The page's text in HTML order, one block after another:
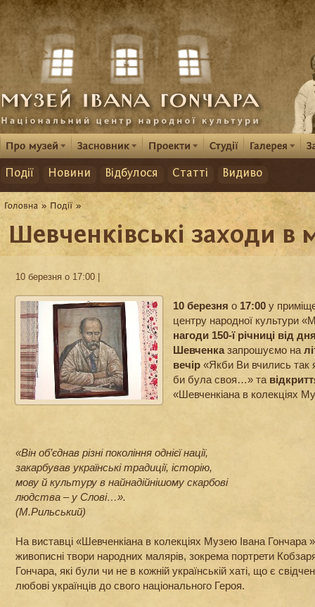
Події Новини Відбулося Статті Видиво
Шевченківські заходи в
10 березня о 17:00 |
10 березня о 17:00 у
центру народної культури
нагоди 150-ї річниці від
Шевченказапрошуємо на
вечір «Якби Ви вчились так
би була своя…» та
«Шевченкіана в колекціях
«Він об’єднав різні покоління однієї нації,
закарбував українські традиції, історію,
мову й культуру в найнадійнішому скарбові
людства – у Слові…».
(М.Рильський)
На виставці «Шевченкіана в колекціях Музею Івана Гончара
живописні твори народних малярів, зокрема портрети
Гончара, які були чи не в кожній українській хаті, що є
любові українців до свого національного Героя.